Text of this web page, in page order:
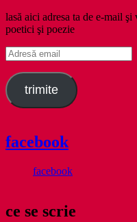
lasă aici adresa ta de e-mail
poetici şi poezie
Adresă
email
trimite
facebook
facebook
ce se scrie